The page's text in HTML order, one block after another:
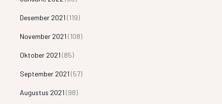
Desember 2021 (119)
November 2021 (108)
Oktober 2021 (85)
September 2021 (57)
Augustus 2021 (98)